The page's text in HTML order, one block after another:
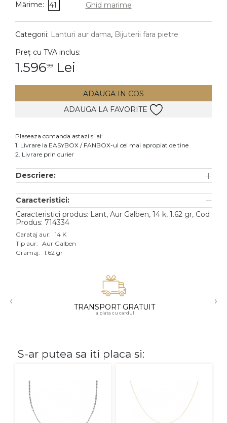
DIAMANTE Vezi toate
Cercei
Accesorii
Aur alb
Aur roz
Aur mixt
18K
Cu pietre
Diamante
Mărime: 41 Ghid marime
Categorii: Lanturi aur dama, Bijuterii fara pietre
Preț cu TVA inclus:
1.59699 Lei
ADAUGA IN COS
ADAUGA LA FAVORITE
Plaseaza comanda astazi si ai:
1. Livrare la EASYBOX / FANBOX-ul cel mai apropiat de tine
2. Livrare prin curier
Descriere:
Caracteristici:
Caracteristici produs: Lant, Aur Galben, 14 k, 1.62 gr, Cod
Produs: 714334
Carataj aur: 14 K
Tip aur: Aur Galben
Gramaj: 1.62 gr
‹ TRANSPORT GRATUIT
la plata cu cardul
›
S-ar putea sa iti placa si: